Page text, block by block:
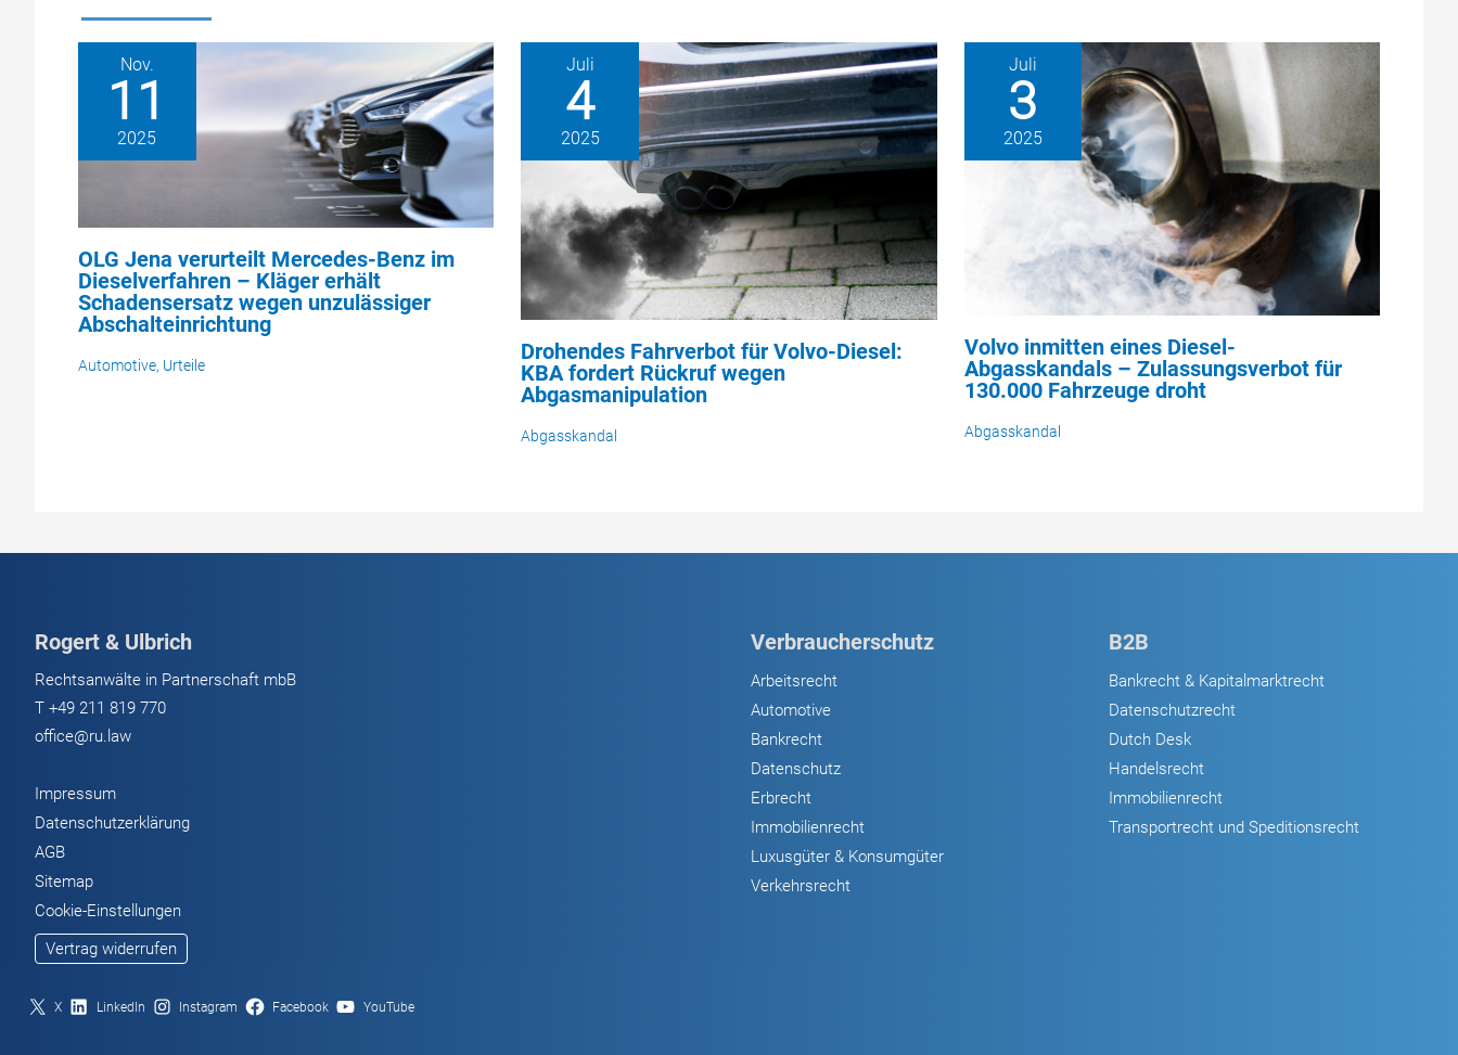
Nov.
11
2025
OLG Jena verurteilt Mercedes-Benz im
Dieselverfahren – Kläger erhält
Schadensersatz wegen unzulässiger
Abschalteinrichtung
Automotive, Urteile
Juli
4
2025
Drohendes Fahrverbot für Volvo-Diesel:
KBA fordert Rückruf wegen
Abgasmanipulation
Abgasskandal
Juli
3
2025
Volvo inmitten eines Diesel-
Abgasskandals – Zulassungsverbot für
130.000 Fahrzeuge droht
Abgasskandal
Rogert & Ulbrich
Rechtsanwälte in Partnerschaft mbB
T +49 211 819 770
office@ru.law
Impressum
Datenschutzerklärung
AGB
Sitemap
Cookie-Einstellungen
Vertrag widerrufen
Verbraucherschutz
Arbeitsrecht
Automotive
Bankrecht
Datenschutz
Erbrecht
Immobilienrecht
Luxusgüter & Konsumgüter
Verkehrsrecht
B2B
Bankrecht & Kapitalmarktrecht
Datenschutzrecht
Dutch Desk
Handelsrecht
Immobilienrecht
Transportrecht und Speditionsrecht
X LinkedIn Instagram Facebook YouTube